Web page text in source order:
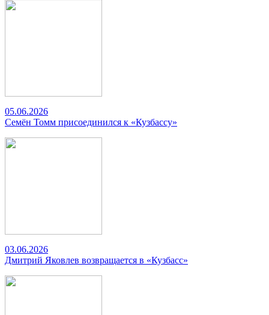
05.06.2026
Семён Томм присоединился к «Кузбассу»
03.06.2026
Дмитрий Яковлев возвращается в «Кузбасс»